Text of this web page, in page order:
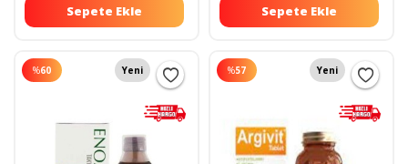
Sepete Ekle Sepete Ekle
%60 Yeni %57 Yeni